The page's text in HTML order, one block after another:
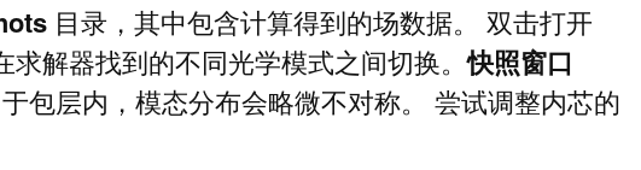
目录，其中包含计算得到的场数据。 双击打开
解器找到的不同光学模式之间切换。快照窗口
包层内，模态分布会略微不对称。 尝试调整内芯的